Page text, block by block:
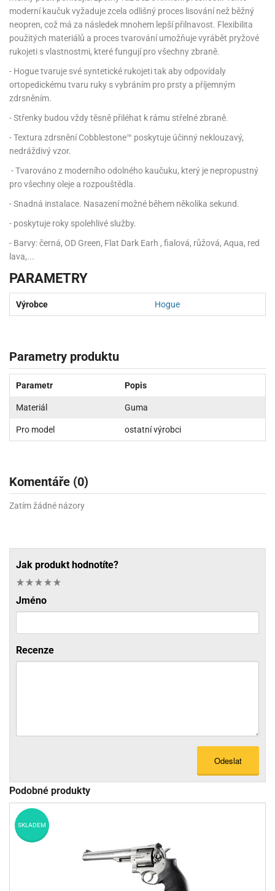
moderní kaučuk vyžaduje zcela odlišný proces lisování než běžný
neopren, což má za následek mnohem lepší přilnavost. Flexibilita
použitých materiálů a proces tvarování umožňuje vyrábět pryžové
rukojeti s vlastnostmi, které fungují pro všechny zbraně.
- Hogue tvaruje své syntetické rukojeti tak aby odpovídaly
ortopedickému tvaru ruky s vybráním pro prsty a příjemným
zdrsněním.
- Střenky budou vždy těsně přiléhat k rámu střelné zbraně.
- Textura zdrsnění Cobblestone™ poskytuje účinný neklouzavý,
nedráždivý vzor.
- Tvarováno z moderního odolného kaučuku, který je nepropustný
pro všechny oleje a rozpouštědla.
- Snadná instalace. Nasazení možné během několika sekund.
- poskytuje roky spolehlivé služby.
- Barvy: černá, OD Green, Flat Dark Earh , fialová, růžová, Aqua, red
lava,...
PARAMETRY
Výrobce Hogue
Parametry produktu
Parametr Popis
Materiál Guma
Pro model ostatní výrobci
Komentáře (0)
Zatím žádné názory
Jak produkt hodnotíte?
Jméno
Recenze
Odeslat
Podobné produkty
SKLADEM